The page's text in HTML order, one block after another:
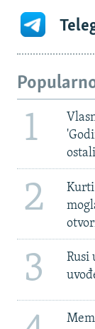
1
2
Kurti
3
Rusi